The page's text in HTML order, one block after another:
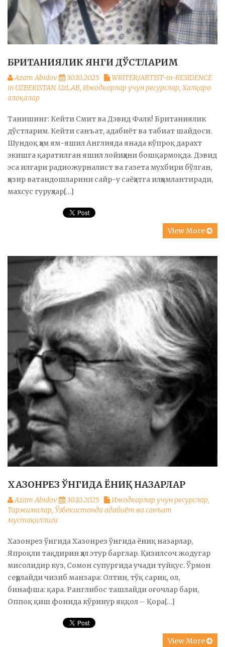
БРИТАНИЯЛИК ЯНГИ ДЎСТЛАРИМ
Azam Abidov 30.10.2025
WRITER/ARTIST-in-RESIDENCE
in UZBEKISTAN. UzLAB, Ижодкорлар учун ресурслар,Халқаро
алоқалар
Танишинг: Кейти Смит ва Дэвид Фалк! Британиялик
дўстларим. Кейти санъат, адабиёт ва табиат шайдоси.
Шундоқ ҳам ям-яшил Англияда янада кўпроқ дарахт
экишга қаратилган яшил лойиҳани бошқармоқда. Дэвид
эса илгари радиожурналист ва газета мухбири бўлган,
ҳозир ватандошларини сайр-у саёҳатга илҳомлантиради,
махсус гуруҳлар[…]
View More
ХАЗОНРЕЗ ЎНГИДА ЁНИҚ НАЗАРЛАР
Azam Abidov 30.10.2025 Ижодкорлар учун ресурслар,
Таржималар, Ўзбекистонда адабиёт ва санъат
мустақиллиги
Хазонрез ўнгида Хазонрез ўнгида ёниқ назарлар,
Япроқли тақдирин ҳал этур барглар. Қизилсоч жодугар
мисолидир куз, Сомон супургида учади туйқус. Ўрмон
сеҳрлайди чизиб манзара: Олтин, тўқ сариқ, ол,
бинафша: қара. Ранглибос ташлайди оғочлар бари,
Оппоқ қиш фонида кўринур яққол – Қора[…]
View More